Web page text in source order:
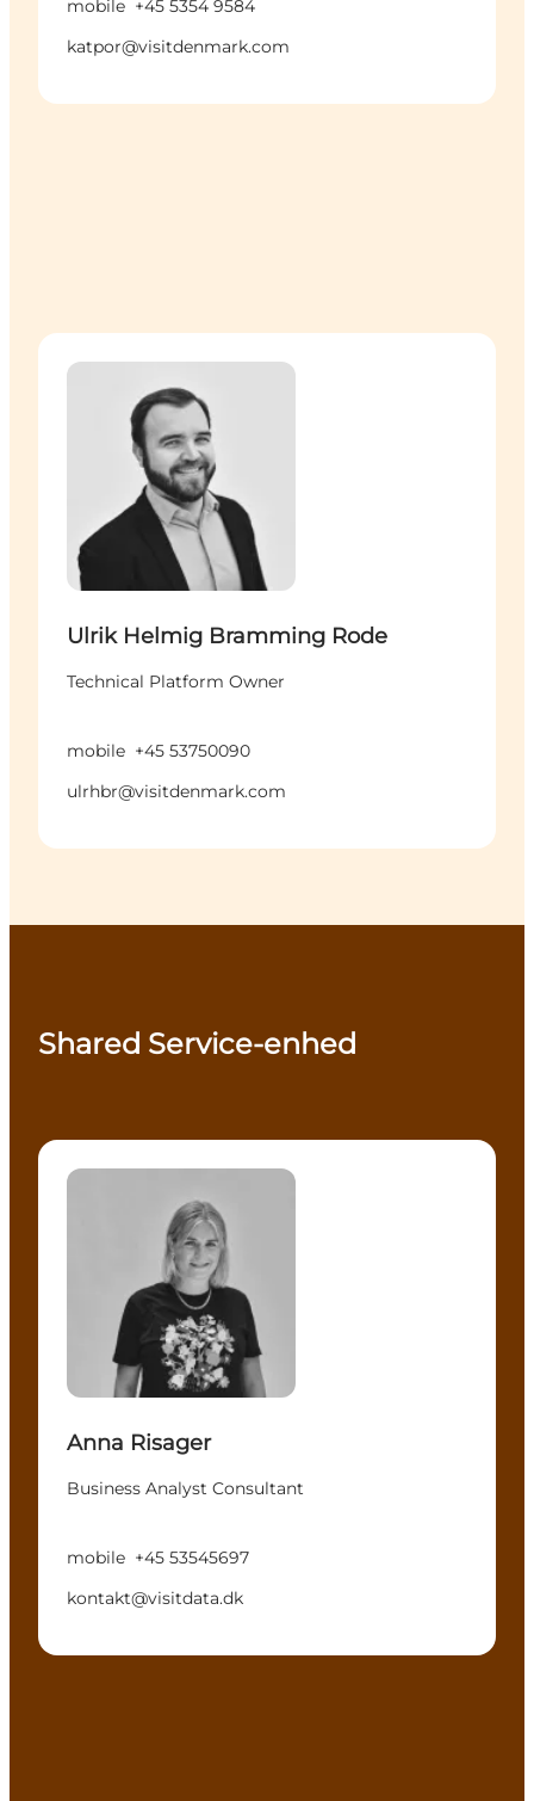
mobile +45 5354 9584
katpor@visitdenmark.com
Ulrik Helmig Bramming Rode - Technical Platform
Ulrik Helmig Bramming Rode
Technical Platform Owner
mobile +45 53750090
ulrhbr@visitdenmark.com
Shared Service-enhed
Anna Risager - Business Analyst Consultant
Anna Risager
Business Analyst Consultant
mobile +45 53545697
kontakt@visitdata.dk